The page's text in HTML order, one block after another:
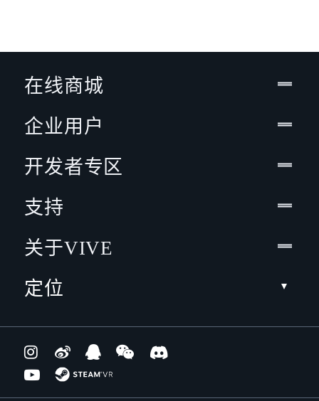
在线商城
企业用户
开发者专区
支持
关于VIVE
定位